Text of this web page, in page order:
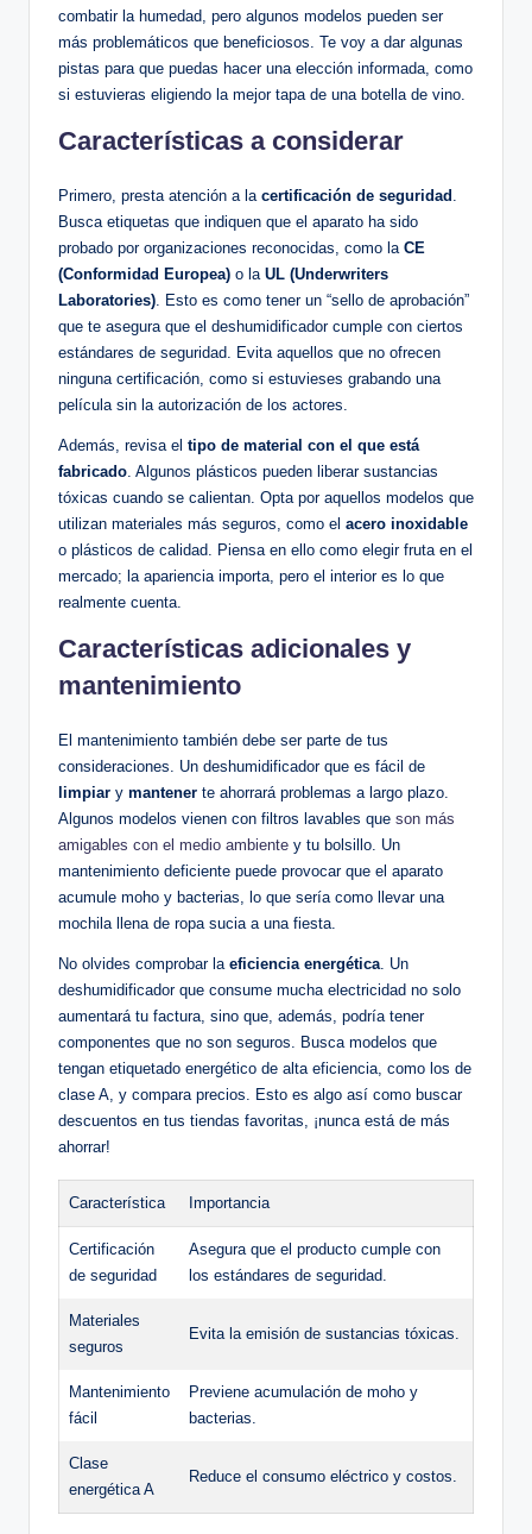
combatir la humedad, pero algunos modelos pueden ser​
más problemáticos que beneficiosos. Te voy a ‌dar algunas
pistas ​para que puedas hacer una elección​ informada, como
si estuvieras⁢ eligiendo la mejor tapa de ​una botella de vino.
Características a considerar
Primero, presta atención a la certificación de seguridad
Busca‌ etiquetas que indiquen que ‌el aparato ha sido
probado por organizaciones reconocidas, como la CE
(Conformidad⁣ Europea) o ‌la UL (Underwriters
Laboratories) . Esto es como tener ⁣un “sello​ de aprobación”
que te⁣ asegura que el‍ deshumidificador cumple con ciertos
estándares de seguridad. Evita⁢ aquellos que no ofrecen
ninguna certificación,‍ como si estuvieses⁢ grabando una⁣
película ​sin​ la autorización⁢ de los actores.
Además, revisa​ el tipo de material con el que está ​
fabricado . Algunos plásticos pueden liberar sustancias
tóxicas cuando se calientan. Opta por aquellos modelos que
utilizan‌ materiales más seguros,⁢ como el acero inoxidable
o‍ plásticos ‌de ‌calidad. ‍Piensa en ⁣ello como elegir fruta ​en el
mercado; la apariencia importa, pero el interior es lo que
realmente cuenta.
Características adicionales y
mantenimiento
El ‍mantenimiento también debe ser parte de tus
consideraciones. Un deshumidificador que es fácil de
limpiar y mantener te ahorrará problemas⁢ a largo plazo.
Algunos modelos vienen con filtros lavables⁣ que son más
amigables con el medio ambiente y ‍tu bolsillo. Un
mantenimiento ⁤deficiente puede provocar que el aparato
acumule moho y bacterias, ⁢lo que sería como llevar ‍una
mochila llena ⁣de ⁣ropa sucia a una fiesta.
No olvides comprobar la eficiencia energética . Un‍
deshumidificador que consume‍ mucha electricidad no solo
aumentará tu factura, sino que,⁤ además, ​podría tener
componentes que​ no son seguros. Busca modelos que
tengan etiquetado energético ⁣de alta eficiencia, como los de
clase A, y compara ⁣precios. Esto es ‌algo así como buscar
descuentos en ⁣tus tiendas favoritas,‍ ¡nunca⁣ está de más
ahorrar!
Característica Importancia
Certificación
de seguridad
Asegura que ⁤el producto cumple con
los estándares de seguridad.
Materiales
⁤seguros
Evita la⁤ emisión de sustancias tóxicas.
Mantenimiento
fácil
Previene ‍acumulación de moho y
bacterias.
Clase
energética ⁤A
Reduce el consumo eléctrico y ⁢costos.